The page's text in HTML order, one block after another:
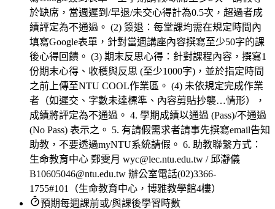
於缺席，當週遲到/早退/未交心得計為0.5次，超過者成
績評定為不通過。 (2) 簽退：每堂課均需在規定時間內
填寫Google表單，針對當週講座內容撰寫至少50字的課
後心得回饋。 (3) 期末反思心得：針對課程內容，撰寫1
份期末心得、收穫與反思 (至少1000字)，並於指定時間
之前上傳至NTU COOL作業區。 (4) 未依規定完成作業
者（如遲交、字數未達標準、內容剪貼抄襲…情形），
成績將評定為不通過。 4. 學期成績以通過 (Pass)/不通過
(No Pass) 表示之。 5. 有請假需求者請事先撰寫email告知
助教，不要透過myNTU系統請假。 6. 助教聯繫方式：
生命教育中心 鄭雯月 wyc@lec.ntu.edu.tw / 邱瀞儀
B10605046@ntu.edu.tw 辦公室電話(02)3366-
1755#101（生命教育中心，博雅教學館4樓）
預期每週課前或/與課後學習時數